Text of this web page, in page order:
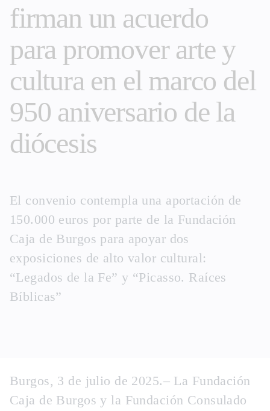
firman un acuerdo
para promover arte y
cultura en el marco del
950 aniversario de la
diócesis
El convenio contempla una aportación de
150.000 euros por parte de la Fundación
Caja de Burgos para apoyar dos
exposiciones de alto valor cultural:
“Legados de la Fe” y “Picasso. Raíces
Bíblicas”
Burgos, 3 de julio de 2025.– La Fundación
Caja de Burgos y la Fundación Consulado